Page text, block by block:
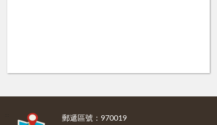
郵遞區號：970019